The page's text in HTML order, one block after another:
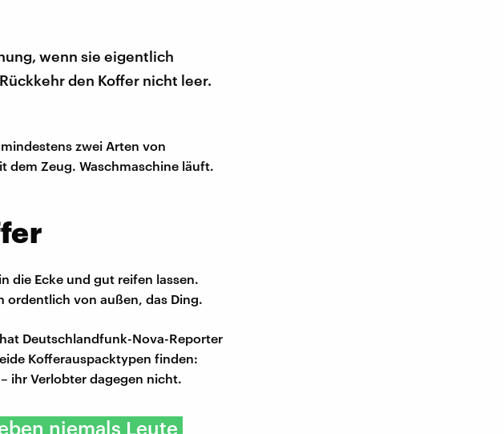
wenn sie eigentlich
den Koffer nicht leer.
zwei Arten von
dem Zeug. Waschmaschine läuft.
die Ecke und gut reifen lassen.
ordentlich von außen, das Ding.
Deutschlandfunk-Nova-Reporter
Kofferauspacktypen finden:
ihr Verlobter dagegen nicht.
niemals Leute